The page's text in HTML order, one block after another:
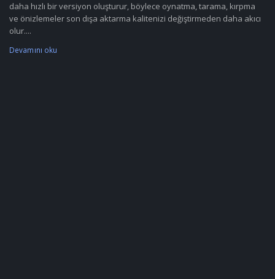
daha hızlı bir versiyon oluşturur, böylece oynatma, tarama, kırpma
ve önizlemeler son dışa aktarma kalitenizi değiştirmeden daha akıcı
olur....
Devamını oku